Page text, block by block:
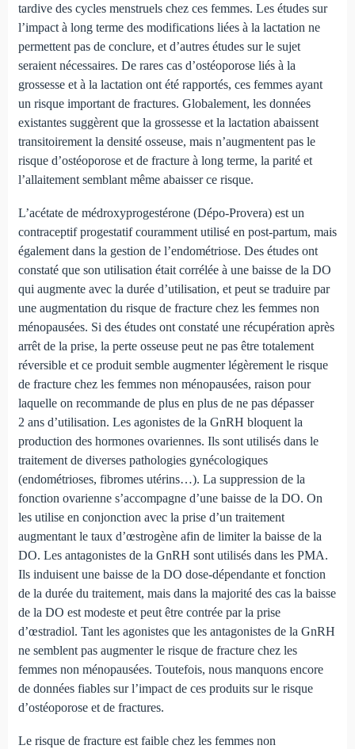
tardive des cycles menstruels chez ces femmes. Les études sur
l’impact à long terme des modifications liées à la lactation ne
permettent pas de conclure, et d’autres études sur le sujet
seraient nécessaires. De rares cas d’ostéoporose liés à la
grossesse et à la lactation ont été rapportés, ces femmes ayant
un risque important de fractures. Globalement, les données
existantes suggèrent que la grossesse et la lactation abaissent
transitoirement la densité osseuse, mais n’augmentent pas le
risque d’ostéoporose et de fracture à long terme, la parité et
l’allaitement semblant même abaisser ce risque.
L’acétate de médroxyprogestérone (Dépo-Provera) est un
contraceptif progestatif couramment utilisé en post-partum, mais
également dans la gestion de l’endométriose. Des études ont
constaté que son utilisation était corrélée à une baisse de la DO
qui augmente avec la durée d’utilisation, et peut se traduire par
une augmentation du risque de fracture chez les femmes non
ménopausées. Si des études ont constaté une récupération après
arrêt de la prise, la perte osseuse peut ne pas être totalement
réversible et ce produit semble augmenter légèrement le risque
de fracture chez les femmes non ménopausées, raison pour
laquelle on recommande de plus en plus de ne pas dépasser
2 ans d’utilisation. Les agonistes de la GnRH bloquent la
production des hormones ovariennes. Ils sont utilisés dans le
traitement de diverses pathologies gynécologiques
(endométrioses, fibromes utérins…). La suppression de la
fonction ovarienne s’accompagne d’une baisse de la DO. On
les utilise en conjonction avec la prise d’un traitement
augmentant le taux d’œstrogène afin de limiter la baisse de la
DO. Les antagonistes de la GnRH sont utilisés dans les PMA.
Ils induisent une baisse de la DO dose-dépendante et fonction
de la durée du traitement, mais dans la majorité des cas la baisse
de la DO est modeste et peut être contrée par la prise
d’œstradiol. Tant les agonistes que les antagonistes de la GnRH
ne semblent pas augmenter le risque de fracture chez les
femmes non ménopausées. Toutefois, nous manquons encore
de données fiables sur l’impact de ces produits sur le risque
d’ostéoporose et de fractures.
Le risque de fracture est faible chez les femmes non